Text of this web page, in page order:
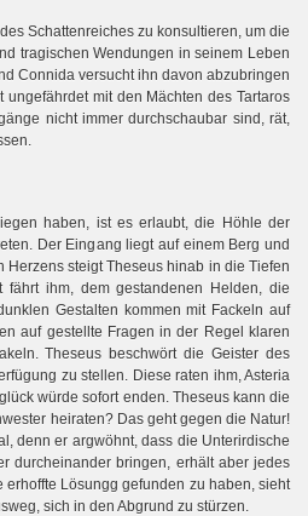
Schattenreiches zu konsultieren, um die
tragischen Wendungen in seinem Leben
Connida versucht ihn davon abzubringen
mit den Mächten des Tartaros
nicht immer durchschaubar sind, rät,
haben, ist es erlaubt, die Höhle der
Der Eingang liegt auf einem Berg und
Herzens steigt Theseus hinab in die Tiefen
fährt ihm, dem gestandenen Helden, die
Gestalten kommen mit Fackeln auf
auf gestellte Fragen in der Regel klaren
Theseus beschwört die Geister des
zu stellen. Diese raten ihm, Asteria
würde sofort enden. Theseus kann die
heiraten? Das geht gegen die Natur!
denn er argwöhnt, dass die Unterirdische
durcheinander bringen, erhält aber jedes
erhoffte Lösungg gefunden zu haben, sieht
sich in den Abgrund zu stürzen.